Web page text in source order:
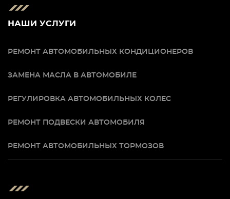
НАШИ УСЛУГИ
РЕМОНТ АВТОМОБИЛЬНЫХ КОНДИЦИОНЕРОВ
ЗАМЕНА МАСЛА В АВТОМОБИЛЕ
РЕГУЛИРОВКА АВТОМОБИЛЬНЫХ КОЛЕС
РЕМОНТ ПОДВЕСКИ АВТОМОБИЛЯ
РЕМОНТ АВТОМОБИЛЬНЫХ ТОРМОЗОВ